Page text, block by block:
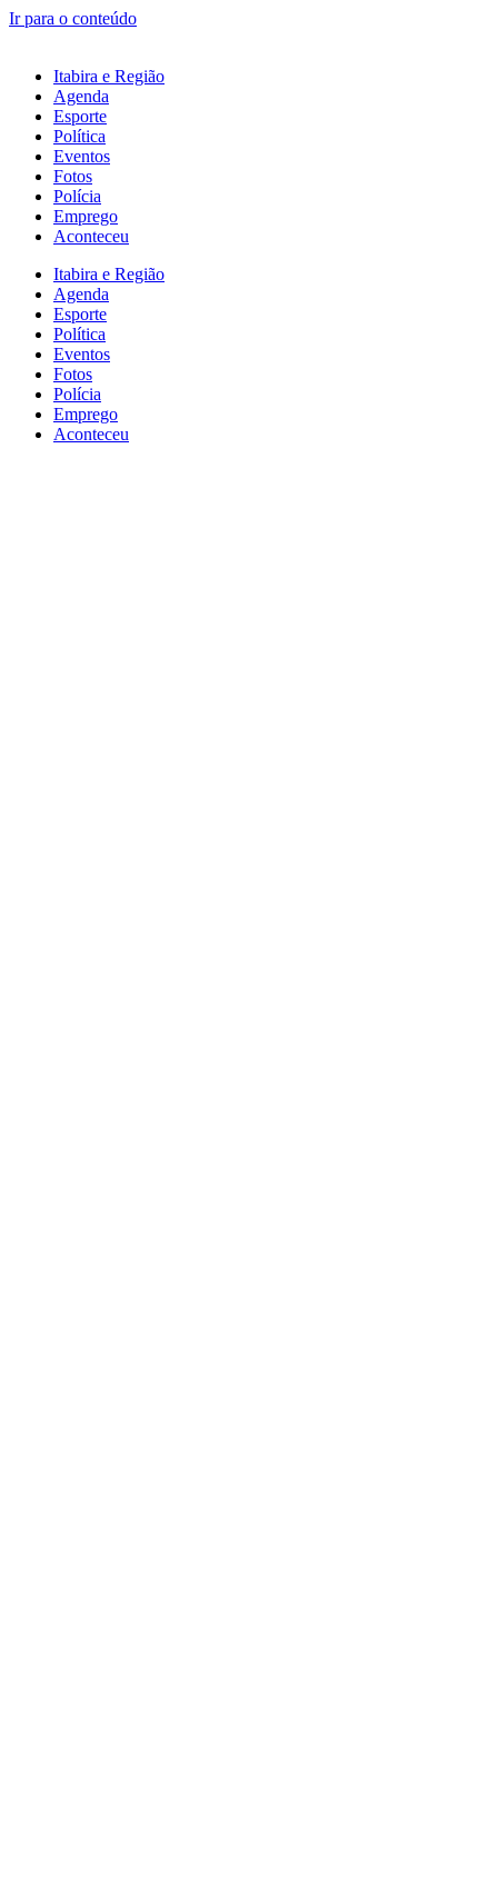
Ir para o conteúdo
Itabira e Região
Agenda
Esporte
Política
Eventos
Fotos
Polícia
Emprego
Aconteceu
Itabira e Região
Agenda
Esporte
Política
Eventos
Fotos
Polícia
Emprego
Aconteceu